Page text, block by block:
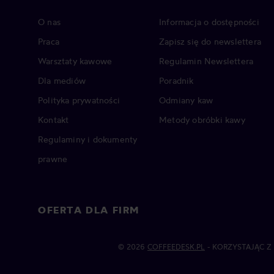
O nas
Praca
Warsztaty kawowe
Dla mediów
Polityka prywatności
Kontakt
Regulaminy i dokumenty
prawne
Informacja o dostępności
Zapisz się do newslettera
Regulamin Newslettera
Poradnik
Odmiany kaw
Metody obróbki kawy
OFERTA DLA FIRM
© 2026 COFFEEDESK.PL - KORZYSTAJĄC Z